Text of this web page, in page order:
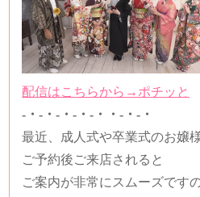
配信はこちらから→ポチッと
-・-・-・-・-・・-・-・
最近、成人式や卒業式のお嬢
ご予約後ご来店されると
ご案内が非常にスムーズです